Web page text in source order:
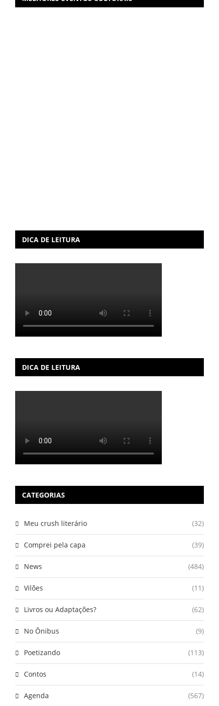
DICA DE LEITURA
DICA DE LEITURA
CATEGORIAS
Meu crush literário (32)
Comprei pela capa (39)
News (484)
Vilões (11)
Livros ou Adaptações? (62)
No Ônibus (9)
Poetizando (113)
Contos (14)
Agenda (567)